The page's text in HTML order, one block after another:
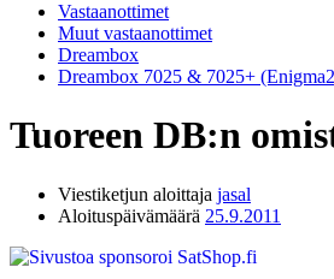
Vastaanottimet
Muut vastaanottimet
Dreambox
Dreambox 7025 & 7025+
Tuoreen DB:n
Viestiketjun aloittaja jasal
Aloituspäivämäärä 25.9.2011